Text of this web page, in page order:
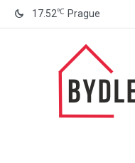
17.52℃ Prague